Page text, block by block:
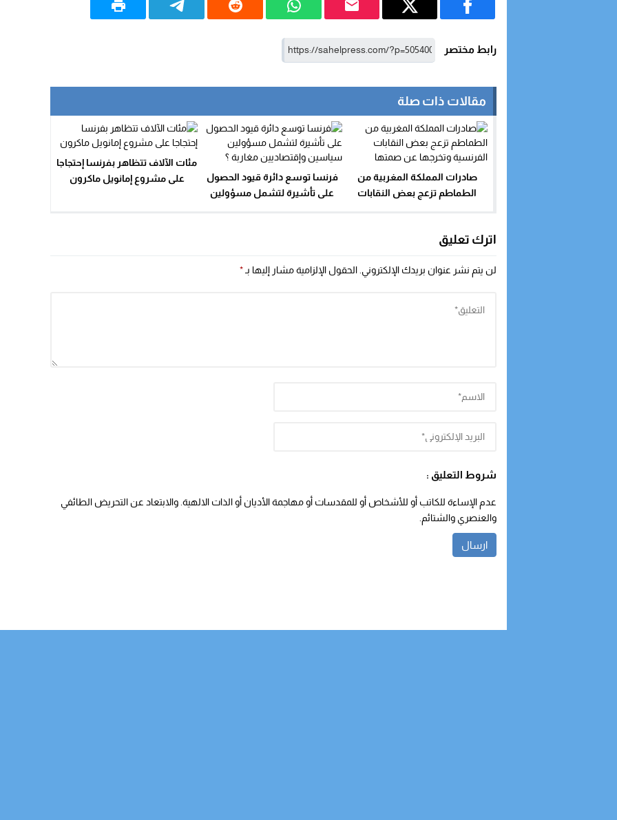
رابط مختصر
مقالات ذات صلة
صادرات المملكة المغربية من
الطماطم تزعج بعض النقابات
فرنسا توسع دائرة قيود الحصول
على تأشيرة لتشمل مسؤولين
مئات الآلاف تتظاهر بفرنسا إحتجاجا
على مشروع إمانويل ماكرون
اترك تعليق
لن يتم نشر عنوان بريدك الإلكتروني. الحقول الإلزامية مشار إليها بـ *
شروط التعليق :
عدم الإساءة للكاتب أو للأشخاص أو للمقدسات أو مهاجمة الأديان أو الذات الالهية. والابتعاد عن التحريض الطائفي
والعنصري والشتائم.